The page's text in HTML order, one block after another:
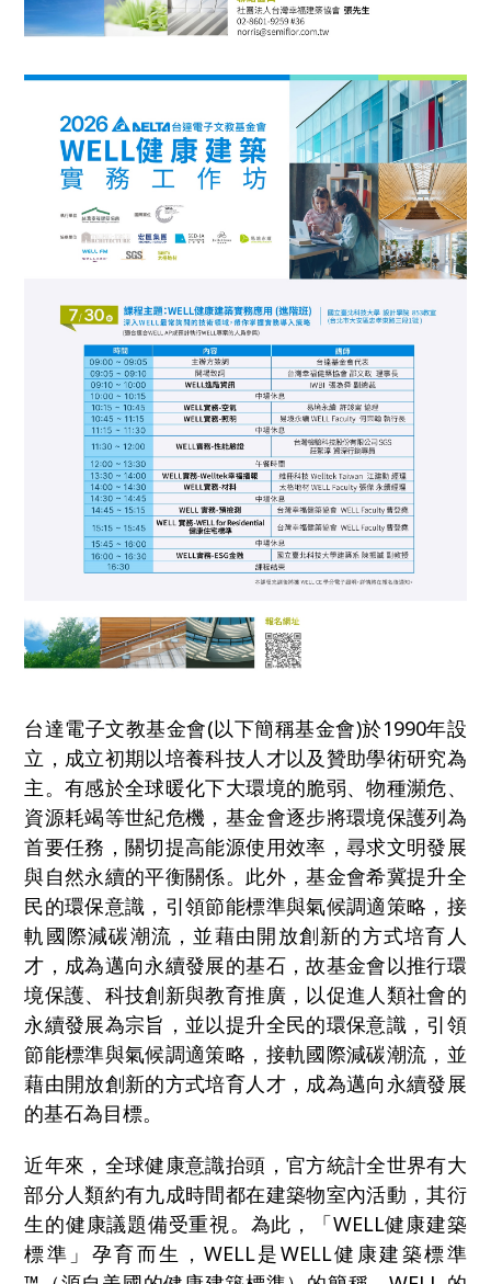
台達電子文教基金會(以下簡稱基金會)於1990年設
立，成立初期以培養科技人才以及贊助學術研究為
主。有感於全球暖化下大環境的脆弱、物種瀕危、
資源耗竭等世紀危機，基金會逐步將環境保護列為
首要任務，關切提高能源使用效率，尋求文明發展
與自然永續的平衡關係。此外，基金會希冀提升全
民的環保意識，引領節能標準與氣候調適策略，接
軌國際減碳潮流，並藉由開放創新的方式培育人
才，成為邁向永續發展的基石，故基金會以推行環
境保護、科技創新與教育推廣，以促進人類社會的
永續發展為宗旨，並以提升全民的環保意識，引領
節能標準與氣候調適策略，接軌國際減碳潮流，並
藉由開放創新的方式培育人才，成為邁向永續發展
的基石為目標。
近年來，全球健康意識抬頭，官方統計全世界有大
部分人類約有九成時間都在建築物室內活動，其衍
生的健康議題備受重視。為此，「WELL健康建築
標準」孕育而生，WELL是WELL健康建築標準